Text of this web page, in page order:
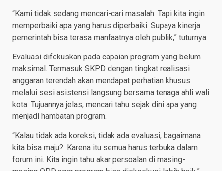
“Kami tidak sedang mencari-cari masalah. Tapi kita ingin
memperbaiki apa yang harus diperbaiki. Supaya kinerja
pemerintah bisa terasa manfaatnya oleh publik,” tuturnya.
Evaluasi difokuskan pada capaian program yang belum
maksimal. Termasuk SKPD dengan tingkat realisasi
anggaran terendah akan mendapat perhatian khusus
melalui sesi asistensi langsung bersama tenaga ahli wali
kota. Tujuannya jelas, mencari tahu sejak dini apa yang
menjadi hambatan program.
“Kalau tidak ada koreksi, tidak ada evaluasi, bagaimana
kita bisa maju?. Karena itu semua harus terbuka dalam
forum ini. Kita ingin tahu akar persoalan di masing-